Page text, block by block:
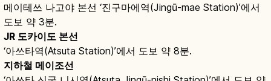
메이테쓰 나고야 본선 ‘진구마에역(Jingū-mae Station)’에서
도보 약 3분.
JR 도카이도 본선
‘아쓰타역(Atsuta Station)’에서 도보 약 8분.
지하철 메이조선